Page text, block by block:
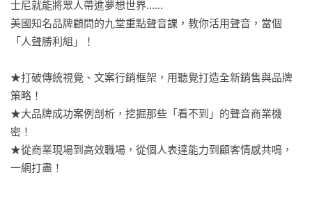
士尼就能將眾人帶進夢想世界......
美國知名品牌顧問的九堂重點聲音課，教你活用聲音，當個
「人聲勝利組」！
★打破傳統視覺、文案行銷框架，用聽覺打造全新銷售與品牌
策略！
★大品牌成功案例剖析，挖掘那些「看不到」的聲音商業機
密！
★從商業現場到高效職場，從個人表達能力到顧客情感共鳴，
一網打盡！